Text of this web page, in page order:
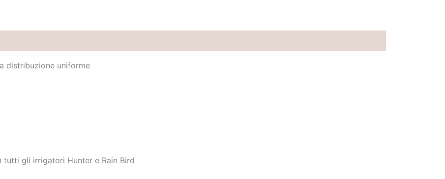
distribuzione uniforme
gli irrigatori Hunter e Rain Bird